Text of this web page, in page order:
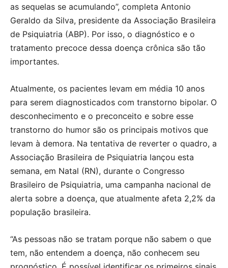
as sequelas se acumulando”, completa Antonio
Geraldo da Silva, presidente da Associação Brasileira
de Psiquiatria (ABP). Por isso, o diagnóstico e o
tratamento precoce dessa doença crônica são tão
importantes.
Atualmente, os pacientes levam em média 10 anos
para serem diagnosticados com transtorno bipolar. O
desconhecimento e o preconceito e sobre esse
transtorno do humor são os principais motivos que
levam à demora. Na tentativa de reverter o quadro, a
Associação Brasileira de Psiquiatria lançou esta
semana, em Natal (RN), durante o Congresso
Brasileiro de Psiquiatria, uma campanha nacional de
alerta sobre a doença, que atualmente afeta 2,2% da
população brasileira.
“As pessoas não se tratam porque não sabem o que
tem, não entendem a doença, não conhecem seu